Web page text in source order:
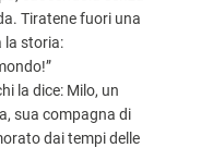
Tiratene fuori una
la storia:
la dice: Milo, un
sua compagna di
dai tempi delle